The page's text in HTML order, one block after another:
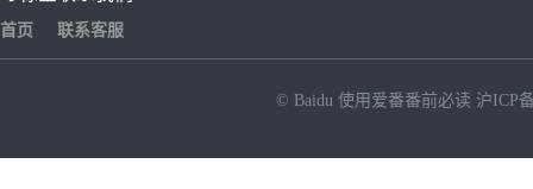
首页 联系客服
© Baidu 使用爱番番前必读 沪ICP